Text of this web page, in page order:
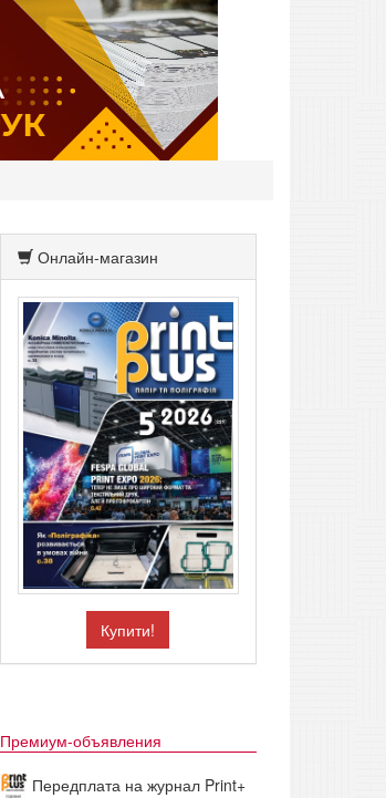
Онлайн-магазин
Купити!
Премиум-объявления
Передплата на журнал Print+